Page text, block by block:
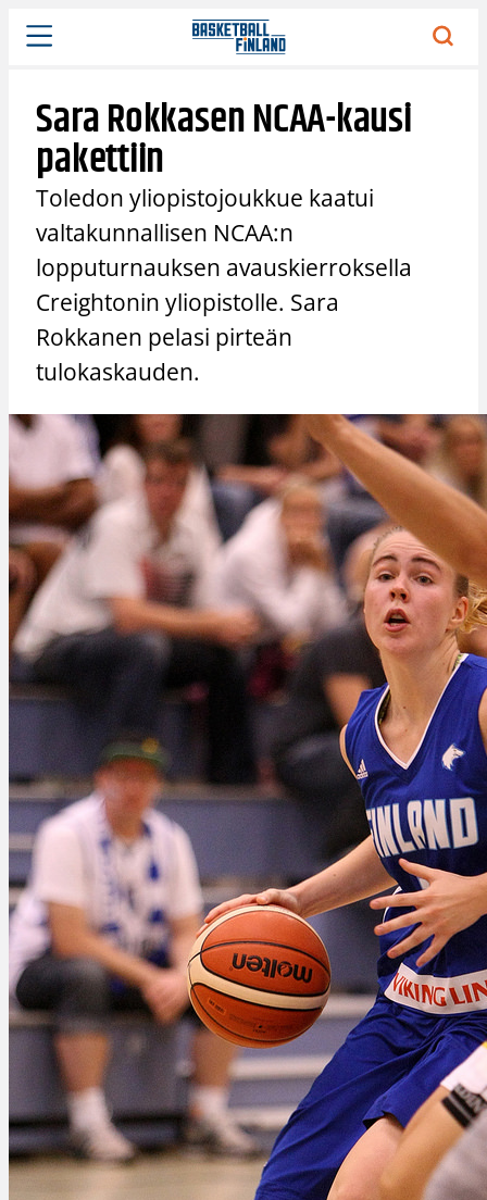
Siirry
sisältöön
Sara Rokkasen NCAA-kausi
pakettiin
Toledon yliopistojoukkue kaatui
valtakunnallisen NCAA:n
lopputurnauksen avauskierroksella
Creightonin yliopistolle. Sara
Rokkanen pelasi pirteän
tulokaskauden.